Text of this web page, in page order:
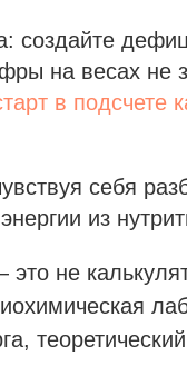
создайте
на весах не
в подсчете
себя
из
не